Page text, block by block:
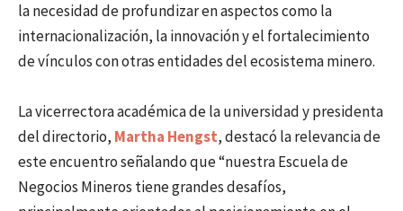
la necesidad de profundizar en aspectos como la
internacionalización, la innovación y el fortalecimiento
de vínculos con otras entidades del ecosistema minero.
La vicerrectora académica de la universidad y presidenta
del directorio, Martha Hengst, destacó la relevancia de
este encuentro señalando que “nuestra Escuela de
Negocios Mineros tiene grandes desafíos,